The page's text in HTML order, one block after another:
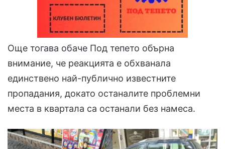
Още тогава обаче Под тепето обърна
внимание, че реакцията е обхванала
единствено най-публично известните
пропадания, докато останалите проблемни
места в квартала са останали без намеса.